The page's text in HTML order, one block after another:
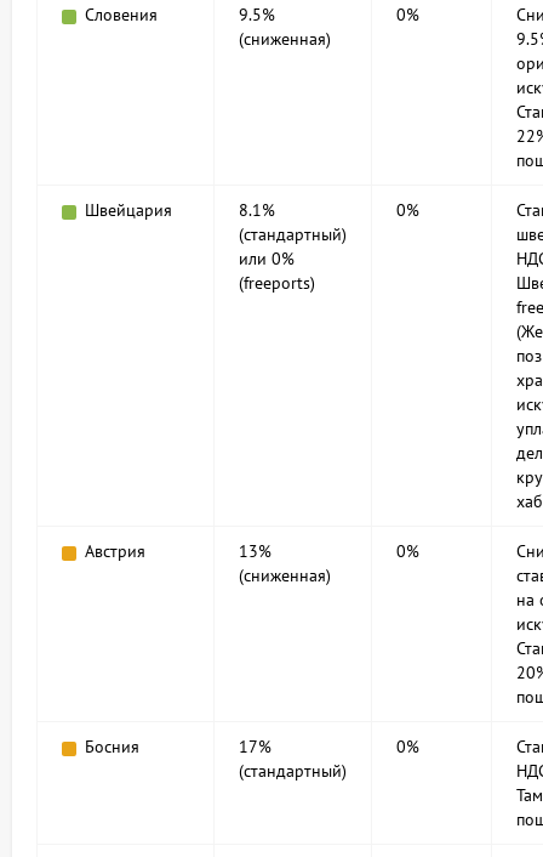
Словения
9.5%
(сниженная)
0%
Швейцария
8.1%
(стандартный)
или 0%
(freeports)
0%
Австрия
13%
(сниженная)
0%
на
Босния
17%
(стандартный)
0%